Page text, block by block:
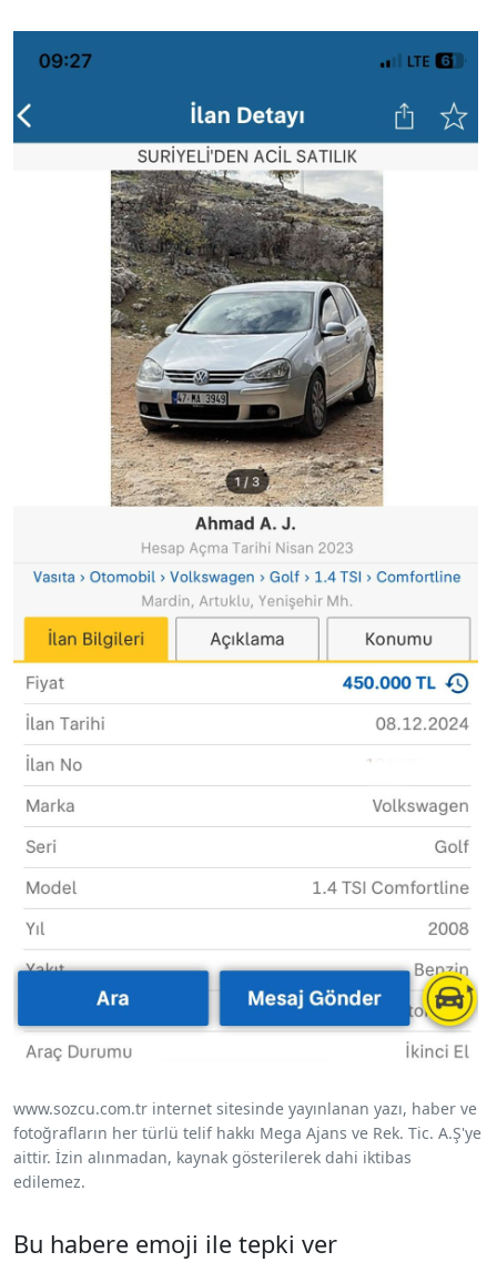
www.sozcu.com.tr internet sitesinde yayınlanan yazı, haber ve
fotoğrafların her türlü telif hakkı Mega Ajans ve Rek. Tic. A.Ş'ye
aittir. İzin alınmadan, kaynak gösterilerek dahi iktibas
edilemez.
Bu habere emoji ile tepki ver